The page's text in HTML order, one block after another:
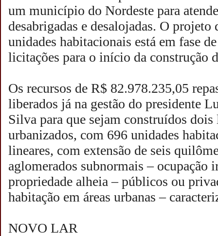
um município do Nordeste para
desabrigadas e desalojadas. O projeto
unidades habitacionais está em fase
licitações para o início da construção
Os recursos de R$ 82.978.235,05
liberados já na gestão do presidente
Silva para que sejam construídos dois
urbanizados, com 696 unidades
lineares, com extensão de seis
aglomerados subnormais – ocupação
propriedade alheia – públicos ou
habitação em áreas urbanas –
NOVO LAR